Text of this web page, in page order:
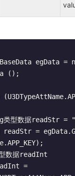
();
型数据readStr =
数据readInt